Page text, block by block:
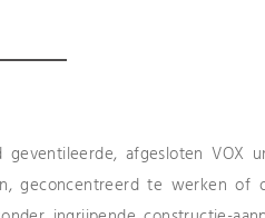
geventileerde, afgesloten VOX
geconcentreerd te werken of